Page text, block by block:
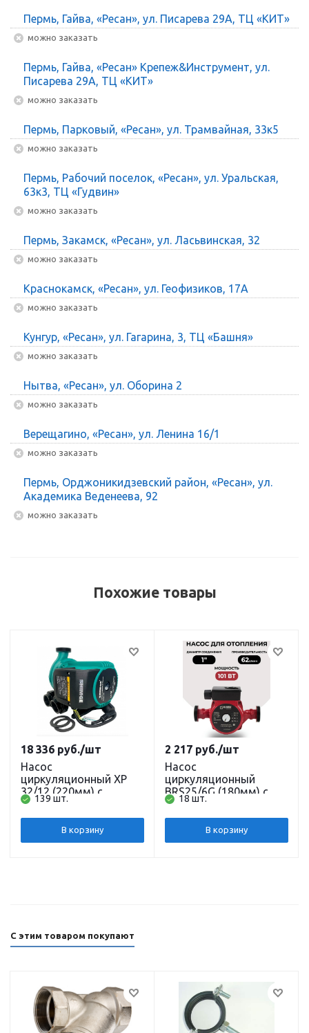
Пермь, Гайва, «Ресан», ул. Писарева 29А, ТЦ «КИТ»
Можно заказать
Пермь, Гайва, «Ресан» Крепеж&Инструмент, ул.
Писарева 29А, ТЦ «КИТ»
Можно заказать
Пермь, Парковый, «Ресан», ул. Трамвайная, 33к5
Можно заказать
Пермь, Рабочий поселок, «Ресан», ул. Уральская,
63к3, ТЦ «Гудвин»
Можно заказать
Пермь, Закамск, «Ресан», ул. Ласьвинская, 32
Можно заказать
Краснокамск, «Ресан», ул. Геофизиков, 17А
Можно заказать
Кунгур, «Ресан», ул. Гагарина, 3, ТЦ «Башня»
Можно заказать
Нытва, «Ресан», ул. Оборина 2
Можно заказать
Верещагино, «Ресан», ул. Ленина 16/1
Можно заказать
Пермь, Орджоникидзевский район, «Ресан», ул.
Академика Веденеева, 92
Можно заказать
Похожие товары
Насос
циркуляционный XP
32/12 (220мм) с
гайками SHIMGE
139 шт.
18 336 руб./шт
В корзину
Насос
циркуляционный
BRS25/6G (180мм) с
гайками BELAMOS
18 шт.
2 217 руб./шт
В корзину
С этим товаром покупают